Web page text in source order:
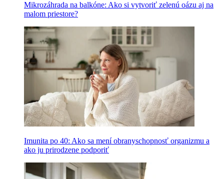
Mikrozáhrada na balkóne: Ako si vytvoriť zelenú oázu aj na
malom priestore?
Imunita po 40: Ako sa mení obranyschopnosť organizmu a
ako ju prirodzene podporiť